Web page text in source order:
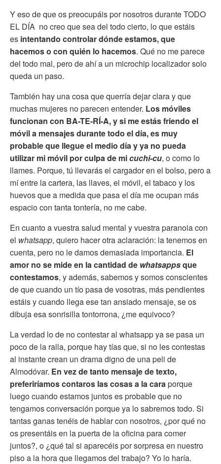
Y eso de que os preocupáis por nosotros durante TODO
EL DÍA no creo que sea del todo cierto, lo que estáis
es intentando controlar dónde estamos, que
hacemos o con quién lo hacemos. Qué no me parece
del todo mal, pero de ahí a un microchip localizador solo
queda un paso.
También hay una cosa que querría dejar clara y que
muchas mujeres no parecen entender. Los móviles
funcionan con BA-TE-RÍ-A, y si me estás friendo el
móvil a mensajes durante todo el día, es muy
probable que llegue el medio día y ya no pueda
utilizar mi móvil por culpa de micuchi-cu, o como lo
llames. Porque, tú llevarás el cargador en el bolso, pero a
mí entre la cartera, las llaves, el móvil, el tabaco y los
huevos que a medida que pasa el día me ocupan más
espacio con tanta tontería, no me cabe.
En cuanto a vuestra salud mental y vuestra paranoia con
el whatsapp, quiero hacer otra aclaración: la tenemos en
cuenta, pero no le damos demasiada importancia. El
amor no se mide en la cantidad de whatsappsque
contestamos, y además, sabemos y somos conscientes
de que cuando un tío pasa de vosotras, más pendientes
estáis y cuando llega ese tan ansiado mensaje, se os
dibuja esa sonrisilla tontorrona, ¿me equivoco?
La verdad lo de no contestar al whatsapp ya se pasa un
poco de la ralla, porque hay tías que, si no les contestas
al instante crean un drama digno de una peli de
Almodóvar. En vez de tanto mensaje de texto,
preferiríamos contaros las cosas a la caraporque
luego cuando estamos juntos es probable que no
tengamos conversación porque ya lo sabremos todo. Si
tantas ganas tenéis de hablar con nosotros, ¿por qué no
os presentáis en la puerta de la oficina para comer
juntos?, o ¿qué tal si aparecéis por sorpresa en nuestro
piso a la hora que llegamos del trabajo? Yo lo haría.